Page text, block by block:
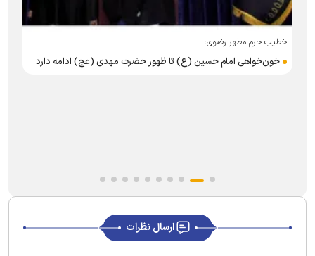
خطیب حرم مطهر رضوی:
خون‌خواهی امام حسین (ع) تا ظهور حضرت مهدی (عج) ادامه دارد
ارسال نظرات